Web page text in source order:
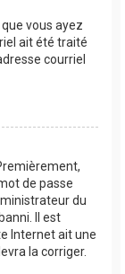
vous ayez
ait été traité
courriel
de passe
du
Il est
Internet ait une
la corriger.